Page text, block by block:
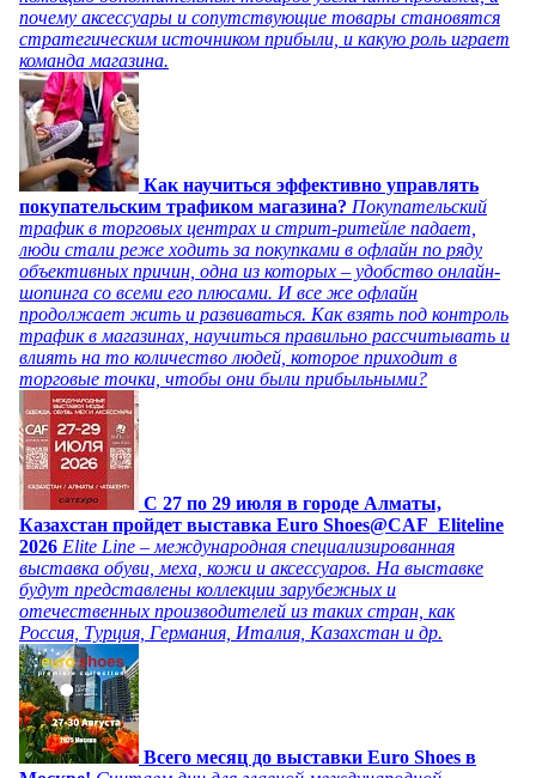
почему аксессуары и сопутствующие товары становятся
стратегическим источником прибыли, и какую роль играет
команда магазина.
Как научиться эффективно управлять
покупательским трафиком магазина? Покупательский
трафик в торговых центрах и стрит-ритейле падает,
люди стали реже ходить за покупками в офлайн по ряду
объективных причин, одна из которых – удобство онлайн-
шопинга со всеми его плюсами. И все же офлайн
продолжает жить и развиваться. Как взять под контроль
трафик в магазинах, научиться правильно рассчитывать и
влиять на то количество людей, которое приходит в
торговые точки, чтобы они были прибыльными?
C 27 по 29 июля в городе Алматы,
Казахстан пройдет выставка Euro Shoes@CAF_Eliteline
2026 Elite Line – международная специализированная
выставка обуви, меха, кожи и аксессуаров. На выставке
будут представлены коллекции зарубежных и
отечественных производителей из таких стран, как
Россия, Турция, Германия, Италия, Казахстан и др.
Всего месяц до выставки Euro Shoes в